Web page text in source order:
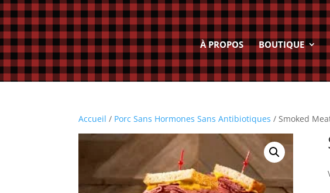
À PROPOS BOUTIQUE
Accueil / Porc Sans Hormones Sans Antibiotiques / Smoked